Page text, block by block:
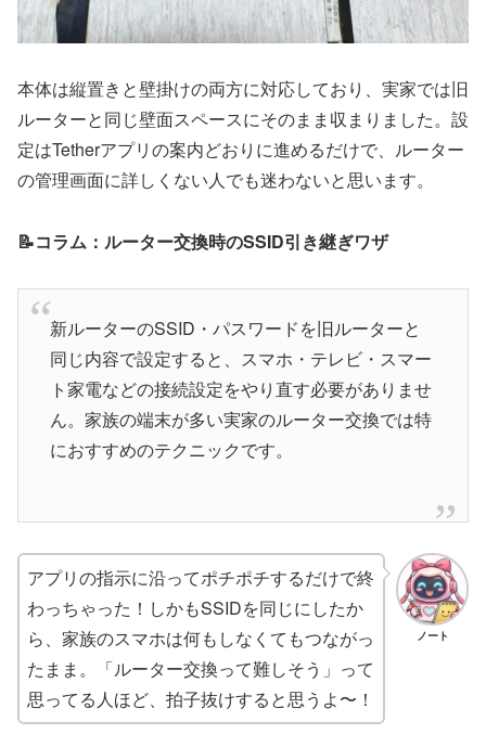
本体は縦置きと壁掛けの両方に対応しており、実家では旧
ルーターと同じ壁面スペースにそのまま収まりました。設
定はTetherアプリの案内どおりに進めるだけで、ルーター
の管理画面に詳しくない人でも迷わないと思います。
📝コラム：ルーター交換時のSSID引き継ぎワザ
新ルーターのSSID・パスワードを旧ルーターと
同じ内容で設定すると、スマホ・テレビ・スマー
ト家電などの接続設定をやり直す必要がありませ
ん。家族の端末が多い実家のルーター交換では特
におすすめのテクニックです。
ノート
アプリの指示に沿ってポチポチするだけで終
わっちゃった！しかもSSIDを同じにしたか
ら、家族のスマホは何もしなくてもつながっ
たまま。「ルーター交換って難しそう」って
思ってる人ほど、拍子抜けすると思うよ〜！